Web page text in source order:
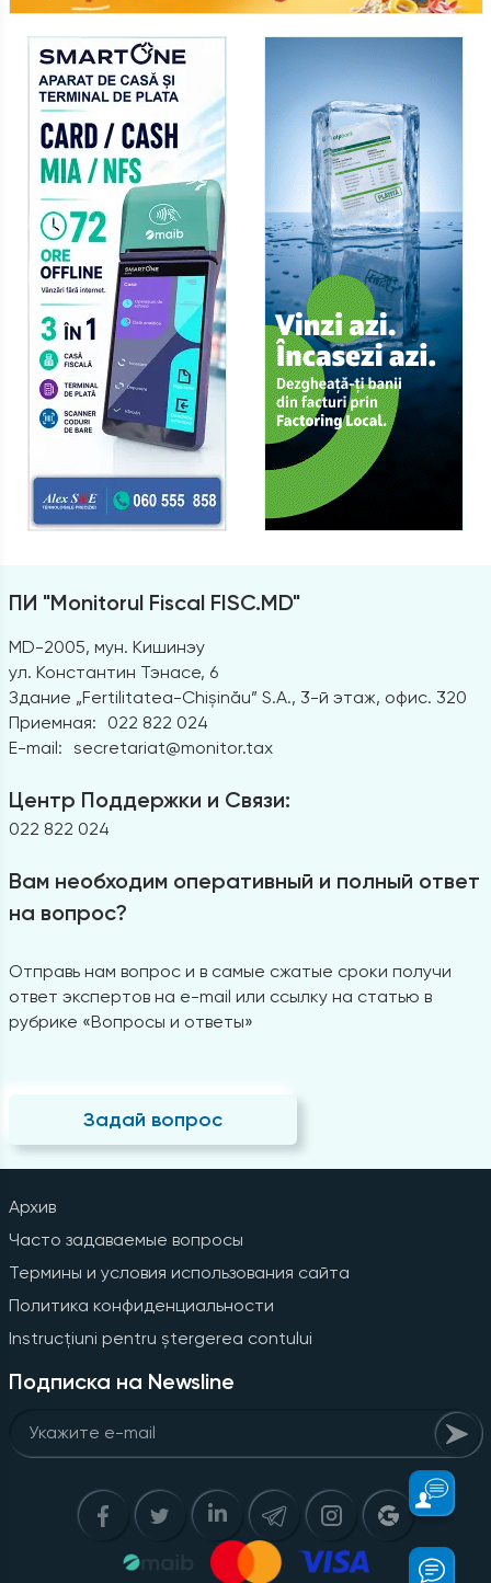
ПИ "Monitorul Fiscal FISC.MD"
MD-2005, мун. Кишинэу
ул. Константин Тэнасе, 6
Здание „Fertilitatea-Chișinău” S.A., 3-й этаж, офис. 320
Приемная:
022 822 024
E-mail: secretariat@monitor.tax
Центр Поддержки и Связи:
022 822 024
Вам необходим оперативный и полный ответ
на вопрос?
Отправь нам вопрос и в самые сжатые сроки получи
ответ экспертов на e-mail или ссылку на статью в
рубрике «Вопросы и ответы»
Задай вопрос
Архив
Часто задаваемые вопросы
Термины и условия использования сайта
Политика конфиденциальности
Instrucțiuni pentru ștergerea contului
Подписка на Newsline